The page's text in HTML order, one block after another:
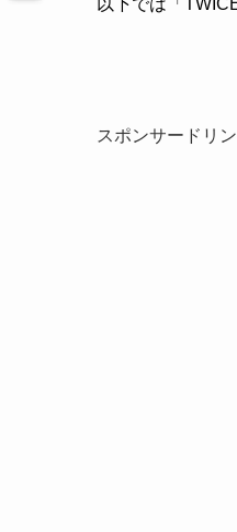
以下では「
スポンサードリ